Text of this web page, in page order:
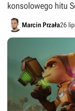
konsolowego hitu
Marcin Przała26